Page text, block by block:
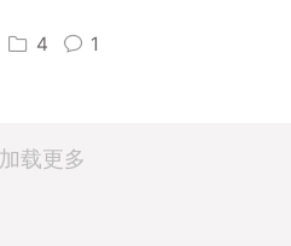
4 1
加载更多